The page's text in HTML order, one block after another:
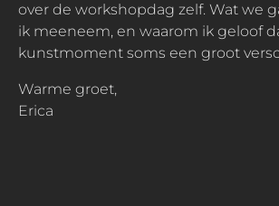
over de workshopdag zelf. Wat we
ik meeneem, en waarom ik geloof
kunstmoment soms een groot
Warme groet,
Erica